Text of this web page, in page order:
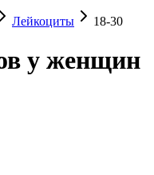
Лейкоциты 18-30
у женщин